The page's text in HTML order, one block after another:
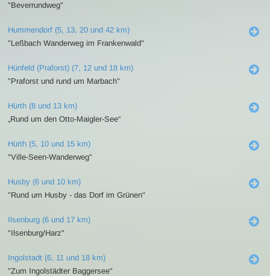
"Beverrundweg"
Hummendorf (5, 13, 20 und 42 km)
"Leßbach Wanderweg im Frankenwald"
Hünfeld (Praforst) (7, 12 und 18 km)
"Praforst und rund um Marbach"
Hürth (8 und 13 km)
„Rund um den Otto-Maigler-See“
Hürth (5, 10 und 15 km)
"Ville-Seen-Wanderweg"
Husby (6 und 10 km)
"Rund um Husby - das Dorf im Grünen"
Ilsenburg (6 und 17 km)
"Ilsenburg/Harz"
Ingolstadt (6, 11 und 18 km)
"Zum Ingolstädter Baggersee"